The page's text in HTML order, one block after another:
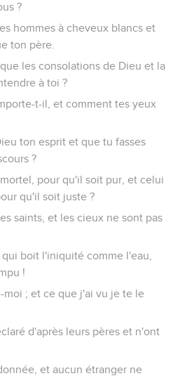
?
hommes à cheveux blancs et
ton père.
les consolations de Dieu et la
à toi ?
t-il, et comment tes yeux
ton esprit et que tu fasses
?
pour qu'il soit pur, et celui
qu'il soit juste ?
saints, et les cieux ne sont pas
boit l'iniquité comme l'eau,
!
; et ce que j'ai vu je te le
d'après leurs pères et n'ont
et aucun étranger ne